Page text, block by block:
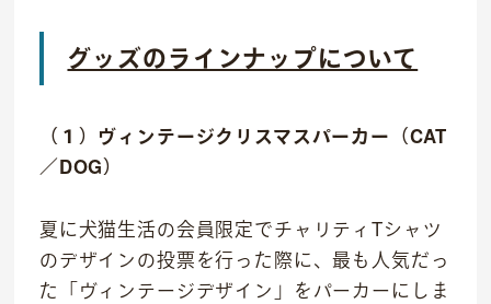
社会貢献活動
グッズのラインナップについて
（１）ヴィンテージクリスマスパーカー（CAT
／DOG）
夏に犬猫生活の会員限定でチャリティTシャツ
のデザインの投票を行った際に、最も人気だっ
た「ヴィンテージデザイン」をパーカーにしま